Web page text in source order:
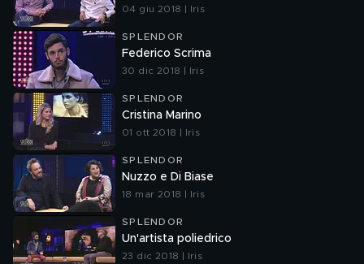
04 giu 2018 | Iris
SPLENDOR
Federico Scrima
30 dic 2018 | Iris
SPLENDOR
Cristina Marino
01 ott 2018 | Iris
SPLENDOR
Nuzzo e Di Biase
18 mar 2018 | Iris
SPLENDOR
Un'artista poliedrico
23 dic 2018 | Iris